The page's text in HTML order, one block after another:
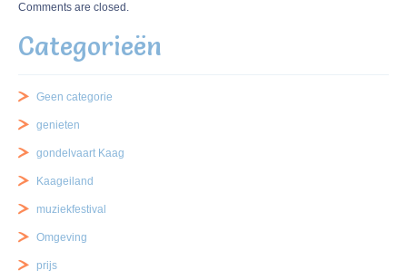
Comments are closed.
Categorieën
Geen categorie
genieten
gondelvaart Kaag
Kaageiland
muziekfestival
Omgeving
prijs